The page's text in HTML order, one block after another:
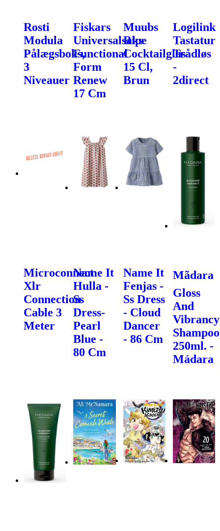
Rosti
Modula
Pålægsboks,
3
Niveauer
Fiskars
Universalsaks
Functional
Form
Renew
17 Cm
Muubs
Ripe
Cocktailglas
15 Cl,
Brun
Logilink
Tastatur
Trådløs
-
2direct
Microconnect
Xlr
Connection
Cable 3
Meter
Name It
Hulla -
Ss
Dress-
Pearl
Blue -
80 Cm
Name It
Fenjas -
Ss Dress
- Cloud
Dancer
- 86 Cm
Mãdara
Gloss
And
Vibrancy
250ml. -
Mádara